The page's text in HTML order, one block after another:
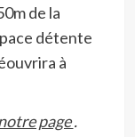
de la
détente
à
page.